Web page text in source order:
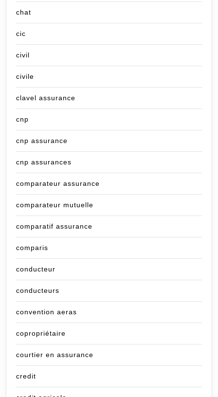
chat
cic
civil
civile
clavel assurance
cnp
cnp assurance
cnp assurances
comparateur assurance
comparateur mutuelle
comparatif assurance
comparis
conducteur
conducteurs
convention aeras
copropriétaire
courtier en assurance
credit